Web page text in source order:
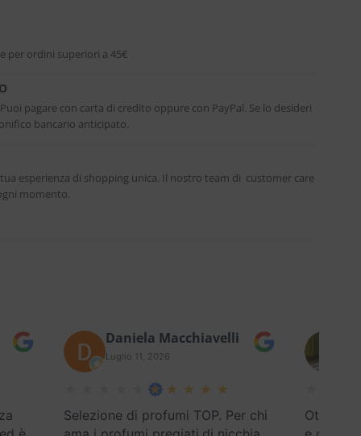
per ordini superiori a 45€
pagare con carta di credito oppure con PayPal. Se lo desideri
bancario anticipato.
esperienza di shopping unica. Il nostro team di customer care
momento.
Daniela Macchiavelli
Luglio 11, 2026
Selezione di profumi TOP. Per chi
Ottimo